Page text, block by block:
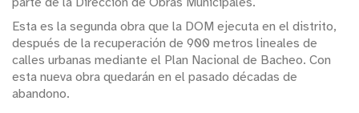
Esta es la segunda obra que la DOM ejecuta en el distrito,
después de la recuperación de 900 metros lineales de
calles urbanas mediante el Plan Nacional de Bacheo. Con
esta nueva obra quedarán en el pasado décadas de
abandono.